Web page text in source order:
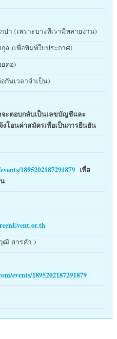
า (เพราะบางทีเรามีหลายงาน)
ล (เพื่อพิมพ์ใบประกาศ)
คอ)
กันเวลาจำเป็น)
ะตอบกลับเป็นเลขบัญชีและ
โอนค่าสมัครเพื่อเป็นการยืนยัน
1895202187291879เพื่อ
ฒิ สารคำ )
events/1895202187291879